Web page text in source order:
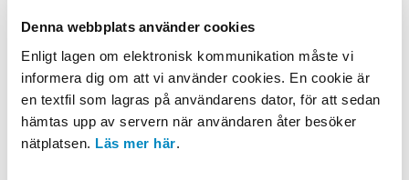
Denna webbplats använder cookies
Enligt lagen om elektronisk kommunikation måste vi
informera dig om att vi använder cookies. En cookie är
en textfil som lagras på användarens dator, för att sedan
hämtas upp av servern när användaren åter besöker
nätplatsen. Läs mer här.